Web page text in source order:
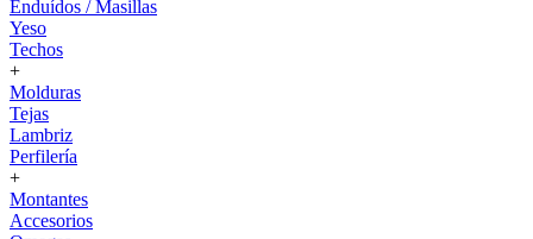
Enduídos / Masillas
Yeso
Techos
+
Molduras
Tejas
Lambriz
Perfilería
+
Montantes
Accesorios